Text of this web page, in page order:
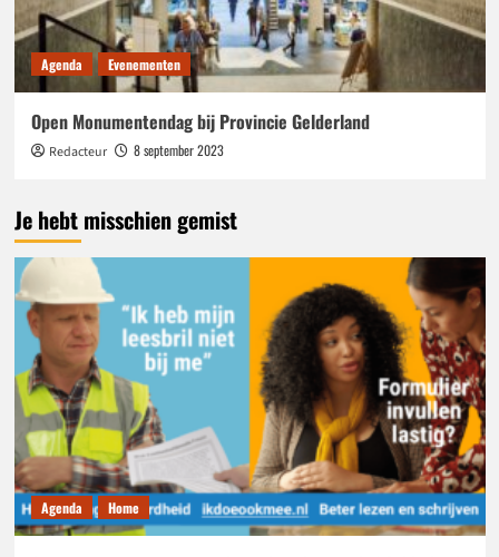
Agenda Evenementen
Open Monumentendag bij Provincie Gelderland
Redacteur 8 september 2023
Je hebt misschien gemist
Agenda Home